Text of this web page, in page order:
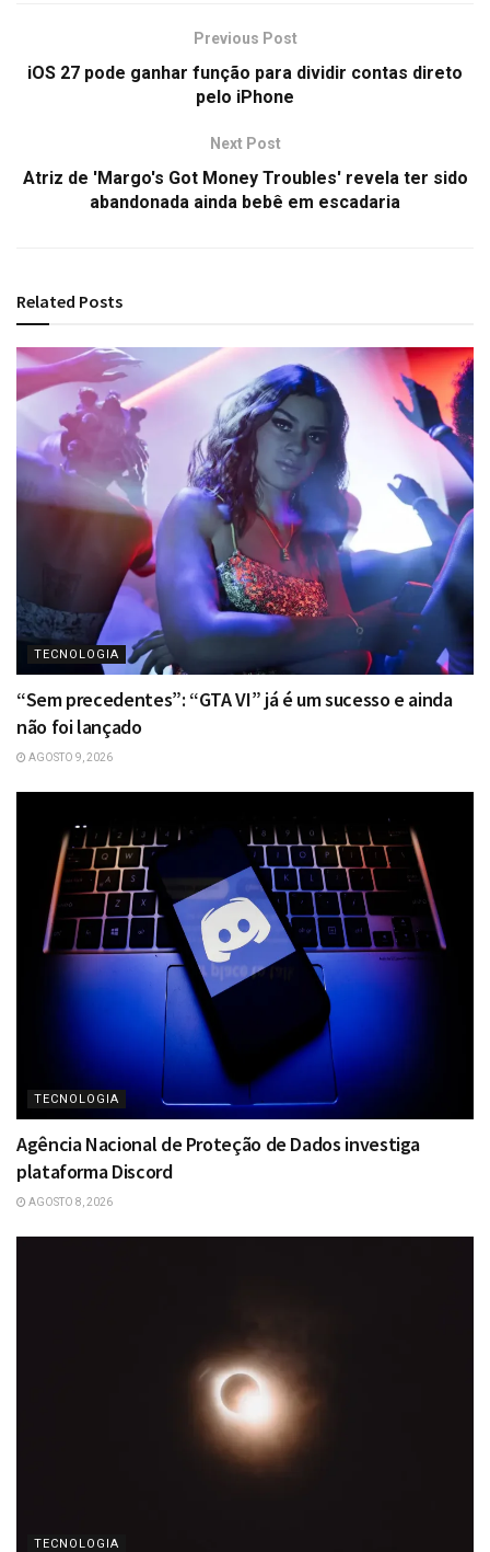
Previous Post
iOS 27 pode ganhar função para dividir contas direto
pelo iPhone
Next Post
Atriz de 'Margo's Got Money Troubles' revela ter sido
abandonada ainda bebê em escadaria
Related Posts
TECNOLOGIA
“Sem precedentes”: “GTA VI” já é um sucesso e ainda
não foi lançado
AGOSTO 9, 2026
TECNOLOGIA
Agência Nacional de Proteção de Dados investiga
plataforma Discord
AGOSTO 8, 2026
TECNOLOGIA